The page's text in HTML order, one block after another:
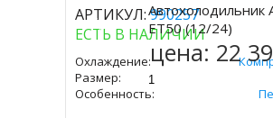
АРТИКУЛ:990257
ЕСТЬ В НАЛИЧИИ
Охлаждение:
Размер:
Особенность:
Купить
Автохолодильник
ET50 (12/24)
цена: 22